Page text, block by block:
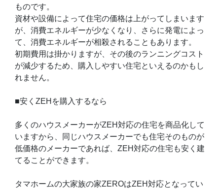
ものです。
資材や設備によって住宅の価格は上がってしまいます
が、消費エネルギーが少なくなり、さらに発電によっ
て、消費エネルギーが相殺されることもあります。
初期費用は掛かりますが、その後のランニングコスト
が減少するため、購入しやすい住宅といえるのかもし
れません。
■安くZEHを購入するなら
多くのハウスメーカーがZEH対応の住宅を商品化して
いますから、同じハウスメーカーでも住宅そのものが
低価格のメーカーであれば、ZEH対応の住宅も安く建
てることができます。
タマホームの大家族の家ZEROはZEH対応となってい